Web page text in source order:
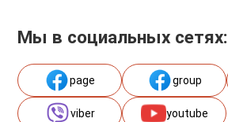
Мы в социальных сетях:
page group
viber youtube